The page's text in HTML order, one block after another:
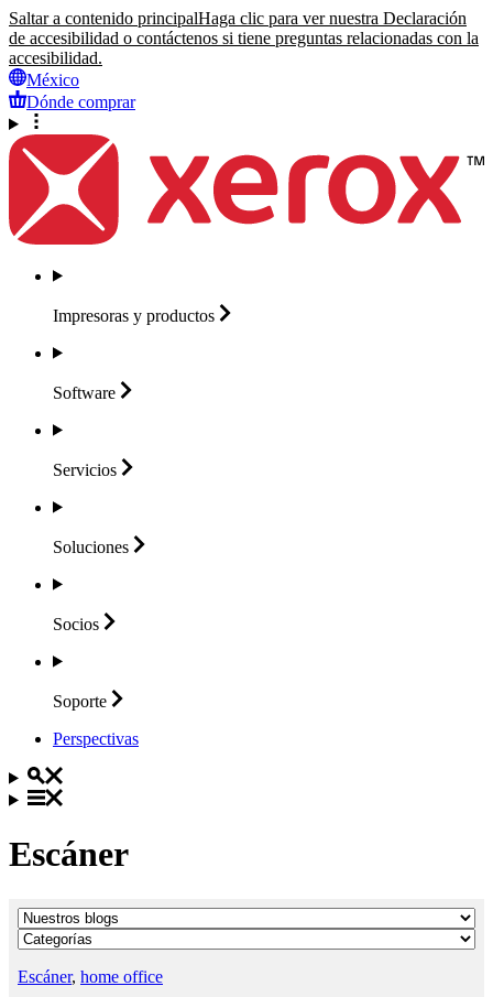
Saltar a contenido principalHaga clic para ver nuestra Declaración
de accesibilidad o contáctenos si tiene preguntas relacionadas con la
accesibilidad.
México
Dónde comprar
Impresoras y productos
Software
Servicios
Soluciones
Socios
Soporte
Perspectivas
Escáner
Escáner, home office